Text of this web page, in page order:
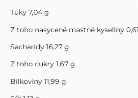
Tuky 7,04 g
Z toho nasycené mastné kyseliny
Sacharidy 16,27 g
Z toho cukry 1,67 g
Bílkoviny 11,99 g